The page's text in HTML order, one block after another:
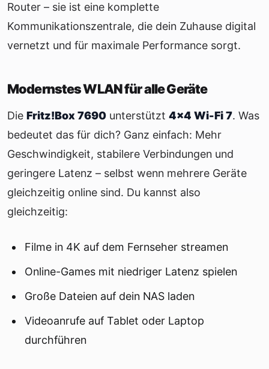
Router – sie ist eine komplette
Kommunikationszentrale, die dein Zuhause digital
vernetzt und für maximale Performance sorgt.
Modernstes WLAN für alle Geräte
Die Fritz!Box 7690 unterstützt 4×4 Wi-Fi 7. Was
bedeutet das für dich? Ganz einfach: Mehr
Geschwindigkeit, stabilere Verbindungen und
geringere Latenz – selbst wenn mehrere Geräte
gleichzeitig online sind. Du kannst also
gleichzeitig:
Filme in 4K auf dem Fernseher streamen
Online-Games mit niedriger Latenz spielen
Große Dateien auf dein NAS laden
Videoanrufe auf Tablet oder Laptop
durchführen